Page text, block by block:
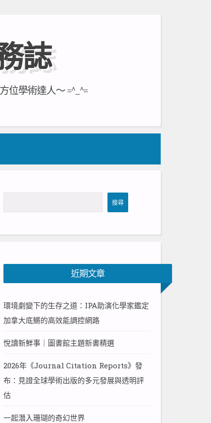
誌
位學術達人～ =^_^=
尋
搜尋
近期文章
環境劇變下的生存之道：IPA助演化學家鑑定
加拿大底鱂的高效能調控網路
悅讀新鮮事｜圖書館主題新書精選
2026年《Journal Citation Reports》發
布：見證全球學術出版的多元發展與透明評
估
一起潛入珊瑚的奇幻世界